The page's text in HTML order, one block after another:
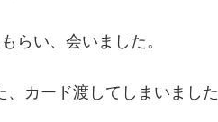
らい、会いました。
カード渡してしまいました